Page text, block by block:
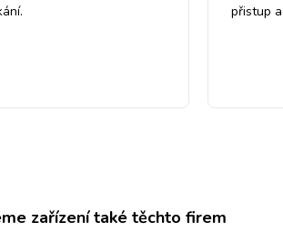
přistup
zařízení také těchto firem